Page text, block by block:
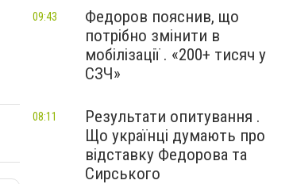
Федоров пояснив, що
потрібно змінити в
мобілізації . «200+ тисяч у
СЗЧ»
09:43
Результати опитування .
Що українці думають про
відставку Федорова та
Сирського
08:11